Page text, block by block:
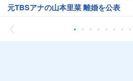
元TBSアナの山本里菜 離婚を公表